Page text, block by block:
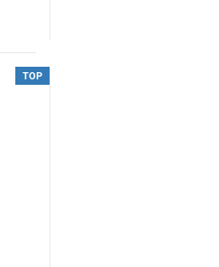
TOP